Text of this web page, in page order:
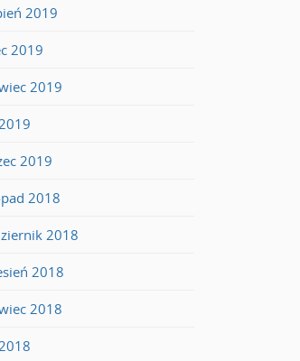
2019
2019
2019
2019
2018
2018
2018
2018